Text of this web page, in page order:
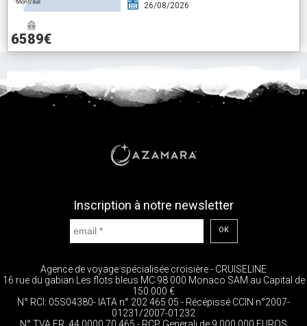
26/08/2026
6589€
Inscription à notre newsletter
OK
Agence de voyage spécialisée croisière - CRUISELINE
16 rue du gabian Les flots bleus MC 98 000 Monaco SAM au Capital de
150 000 €
N° RCI: 05S04380- IATA n° 202 465 05 - Récépissé CCIN n°2007-
01231/2007-01232